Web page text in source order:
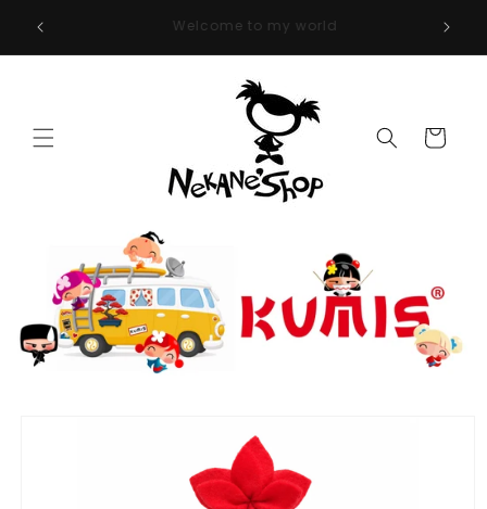
directamenteEnvíos gratis a partir de 50€ para Península y
Baleares
Carrito